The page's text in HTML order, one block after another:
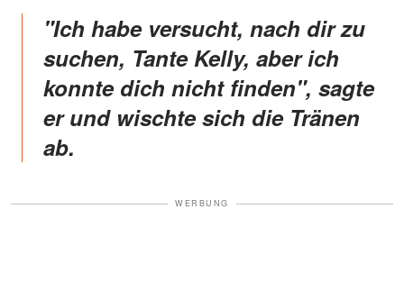
"Ich habe versucht, nach dir zu
suchen, Tante Kelly, aber ich
konnte dich nicht finden", sagte
er und wischte sich die Tränen
ab.
WERBUNG